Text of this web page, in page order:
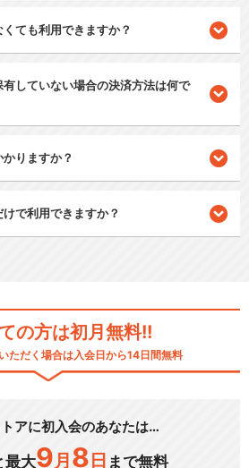
ても利用できますか？
有していない場合の決済方法は何で
りますか？
で利用できますか？
の方は初月無料!!
ただく場合は入会日から14日間無料
アに初入会のあなたは…
最大9 月 8 日 まで無料